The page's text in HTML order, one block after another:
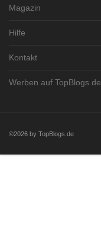
Magazin
Hilfe
Kontakt
Werben auf TopBlogs.de
©2026 by TopBlogs.de